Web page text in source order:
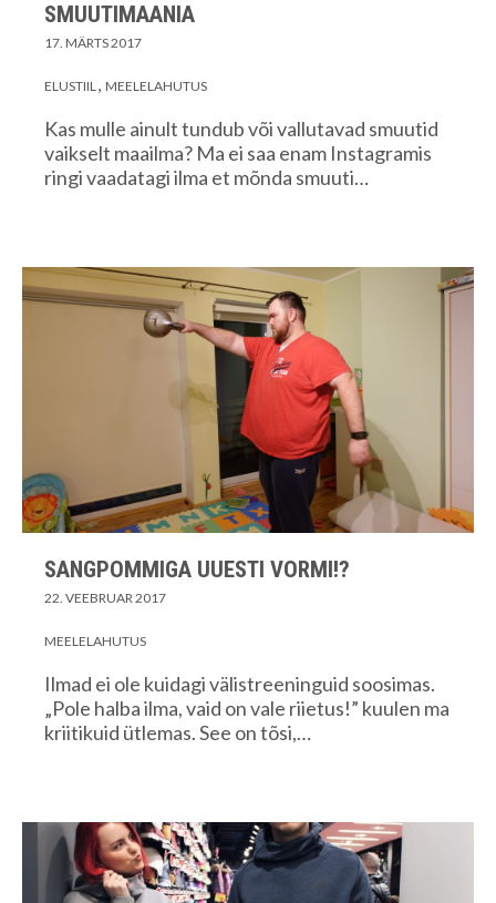
SMUUTIMAANIA
17. MÄRTS 2017
ELUSTIIL MEELELAHUTUS
Kas mulle ainult tundub või vallutavad smuutid
vaikselt maailma? Ma ei saa enam Instagramis
ringi vaadatagi ilma et mõnda smuuti…
SANGPOMMIGA UUESTI VORMI!?
22. VEEBRUAR 2017
MEELELAHUTUS
Ilmad ei ole kuidagi välistreeninguid soosimas.
„Pole halba ilma, vaid on vale riietus!” kuulen ma
kriitikuid ütlemas. See on tõsi,…